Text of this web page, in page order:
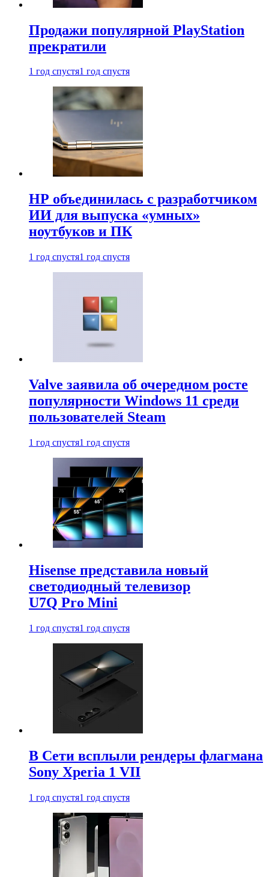
Продажи популярной PlayStation
прекратили
1 год спустя1 год спустя
HP объединилась с разработчиком
ИИ для выпуска «умных»
ноутбуков и ПК
1 год спустя1 год спустя
Valve заявила об очередном росте
популярности Windows 11 среди
пользователей Steam
1 год спустя1 год спустя
Hisense представила новый
светодиодный телевизор
U7Q Pro Mini
1 год спустя1 год спустя
В Сети всплыли рендеры флагмана
Sony Xperia 1 VII
1 год спустя1 год спустя